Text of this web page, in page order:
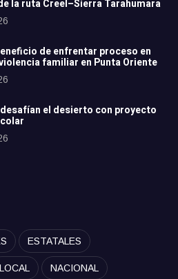
la ruta Creel–Sierra Tarahumara
de enfrentar proceso en
familiar en Punta Oriente
el desierto con proyecto
ESTATALES
LOCAL NACIONAL